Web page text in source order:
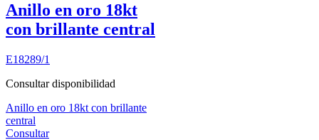
Anillo en oro 18kt
con brillante central
E18289/1
Consultar disponibilidad
Anillo en oro 18kt con brillante
central
Consultar